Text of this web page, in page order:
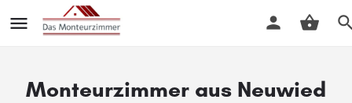
Monteurzimmer aus Neuwied